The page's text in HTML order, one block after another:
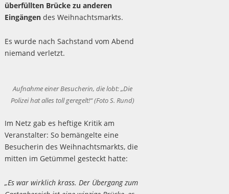
überfüllten Brücke zu anderen
Eingängendes Weihnachtsmarkts.
Es wurde nach Sachstand vom Abend
niemand verletzt.
Aufnahme einer Besucherin, die lobt: „Die
Polizei hat alles toll geregelt!“ (Foto S. Rund)
Im Netz gab es heftige Kritik am
Veranstalter: So bemängelte eine
Besucherin des Weihnachtsmarkts, die
mitten im Getümmel gesteckt hatte:
„Es war wirklich krass. Der Übergang zum